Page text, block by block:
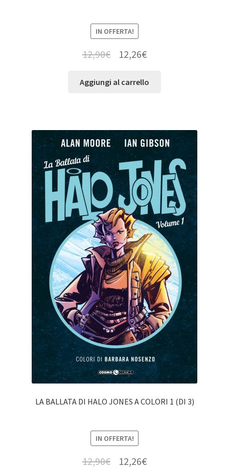
IN OFFERTA!
12,90€ 12,26€
Aggiungi al carrello
LA BALLATA DI HALO JONES A COLORI 1 (DI 3)
IN OFFERTA!
12,90€ 12,26€